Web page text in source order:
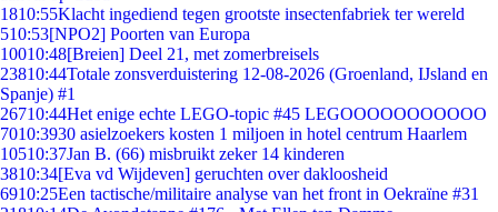
1810:55Klacht ingediend tegen grootste insectenfabriek ter wereld
510:53[NPO2] Poorten van Europa
10010:48[Breien] Deel 21, met zomerbreisels
23810:44Totale zonsverduistering 12-08-2026 (Groenland, IJsland en
Spanje) #1
26710:44Het enige echte LEGO-topic #45 LEGOOOOOOOOOOO
7010:3930 asielzoekers kosten 1 miljoen in hotel centrum Haarlem
10510:37Jan B. (66) misbruikt zeker 14 kinderen
3810:34[Eva vd Wijdeven] geruchten over dakloosheid
6910:25Een tactische/militaire analyse van het front in Oekraïne #31